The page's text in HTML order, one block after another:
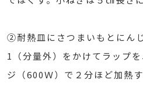
②耐熱皿にさつまいもとにん
1（分量外）をかけてラップ
ジ（600Ｗ）で２分ほど加熱す